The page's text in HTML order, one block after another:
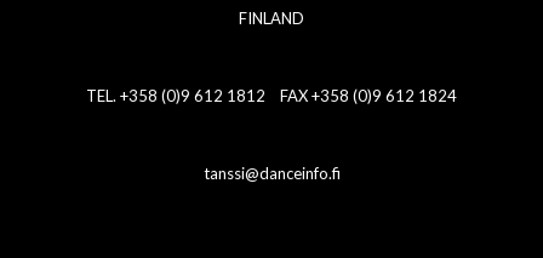
FINLAND
TEL. +358 (0)9 612 1812 FAX +358 (0)9 612 1824
tanssi@danceinfo.fi